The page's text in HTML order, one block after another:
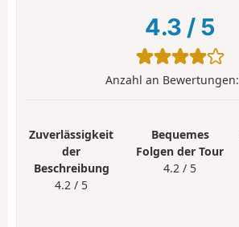
4.3 / 5
Anzahl an Bewertungen:
Zuverlässigkeit
der
Beschreibung
4.2 / 5
Bequemes
Folgen der Tour
4.2 / 5